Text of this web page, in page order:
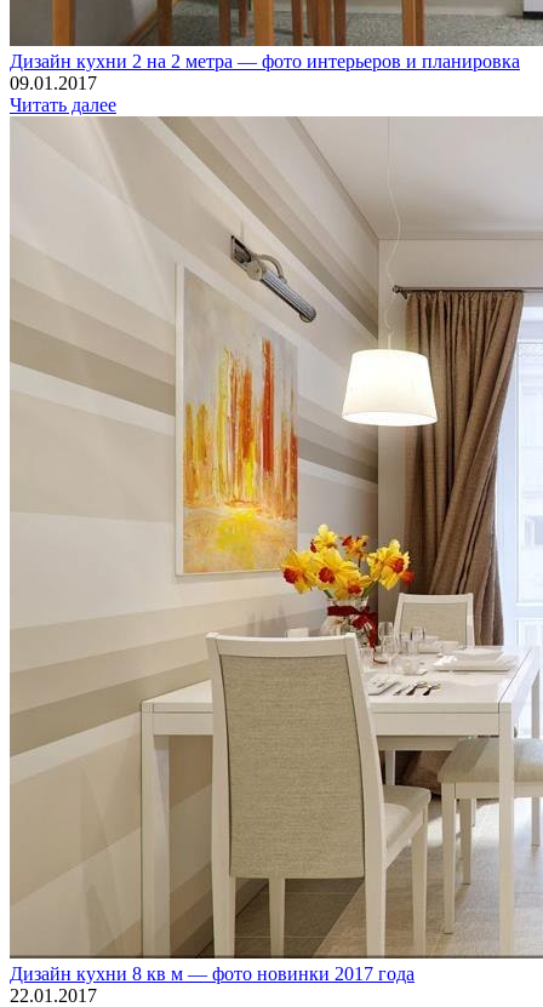
Дизайн кухни 2 на 2 метра — фото интерьеров и планировка
09.01.2017
Читать далее
Дизайн кухни 8 кв м — фото новинки 2017 года
22.01.2017